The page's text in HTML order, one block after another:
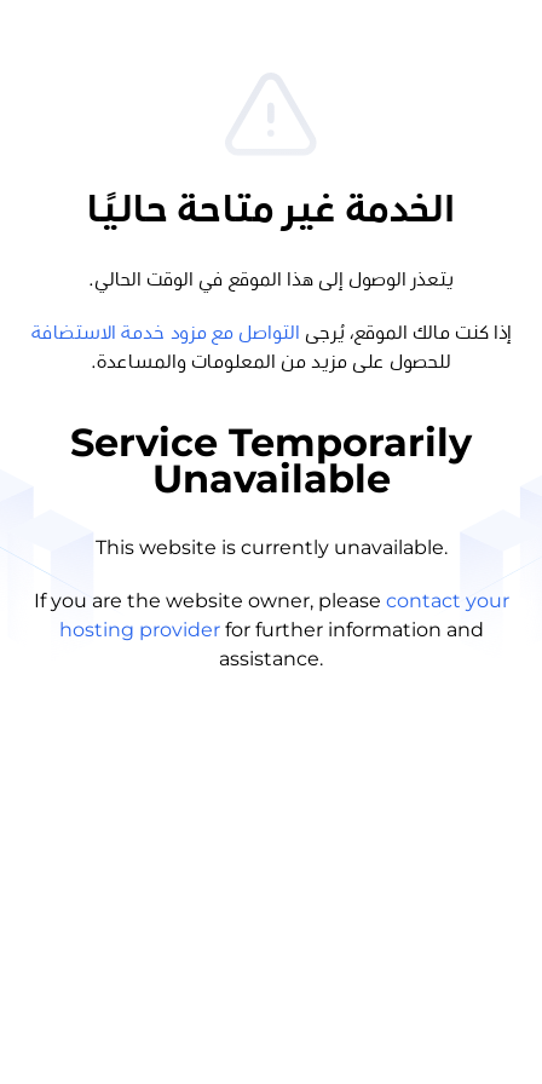
الخدمة غير متاحة حاليًا
يتعذر الوصول إلى هذا الموقع في الوقت الحالي.
إذا كنت مالك الموقع، يُرجى
التواصل مع مزود خدمة الاستضافة
للحصول على مزيد من المعلومات والمساعدة.
Service Temporarily
Unavailable
This website is currently unavailable.
If you are the website owner, please contact your
hosting provider for further information and
assistance.